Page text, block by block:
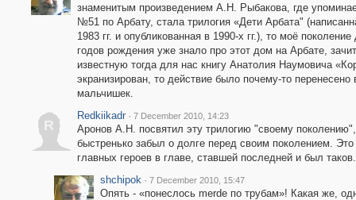
знаменитым произведением А.Н. Рыбакова, где
№51 по Арбату, стала трилогия «Дети Арбата"
1983 гг. и опубликованная в 1990-х гг.), то моё
годов рождения уже знало про этот дом на Арбате,
известную тогда для нас книгу Анатолия Наумовича
экранизирован, то действие было почему-то
мальчишек.
R
Redkiikadr · 7 December 2010, 14:23
Аронов А.Н. посвятил эту трилогию "своему
быстренько забыл о долге перед своим поколением.
главных героев в главе, ставшей последней и был
shchipok · 7 December 2010, 15:47
Опять - «понеслось merde по трубам»! Какая же,